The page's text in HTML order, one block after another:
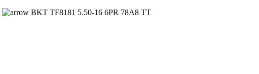
BKT TF8181 5.50-16 6PR 78A8 TT